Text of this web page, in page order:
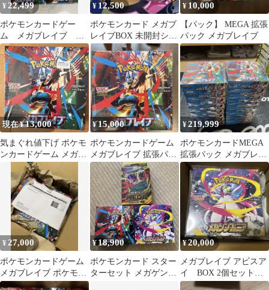
¥ 22,499
ポケモンカードゲー
ム メガブレイブ
3BOX
¥ 12,500
ポケモンカード メガブ
レイブBOX 未開封シュ
リンク付き
¥ 10,000
【パック】 MEGA 拡張
パック メガブレイブ
現在 ¥13,000
気まぐれ値下げ ポケモ
ンカードゲーム メガブ
レイブ BOX
¥ 15,000
ポケモンカードゲーム
メガブレイブ 拡張パッ
ク
¥219,999
ポケモンカードMEGA
拡張パック メガブレイ
ブ 16box シュリンク付
¥27,000
ポケモンカードゲーム
メガブレイブ ポケモン
センターセット
¥ 18,900
ポケモンカード スター
ターセット メガゲンガ
¥20,000
メガブレイブ アビスア
イ BOX 2個セット
シュリンク付きになり